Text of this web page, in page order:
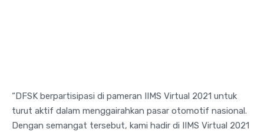
“DFSK berpartisipasi di pameran IIMS Virtual 2021 untuk
turut aktif dalam menggairahkan pasar otomotif nasional.
Dengan semangat tersebut, kami hadir di IIMS Virtual 2021